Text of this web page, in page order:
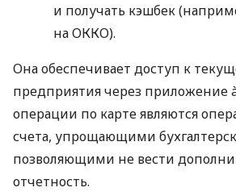
и получать кэшбек
на ОККО).
Она обеспечивает доступ к
предприятия через приложение
операции по карте являются
счета, упрощающими
позволяющими не вести
отчетность.